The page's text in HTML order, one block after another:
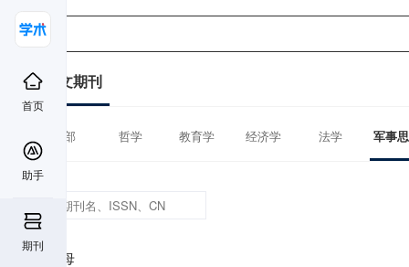
首页
助手
期刊
中文期刊
全部 哲学 教育学 经济学 法学 军事
首字母